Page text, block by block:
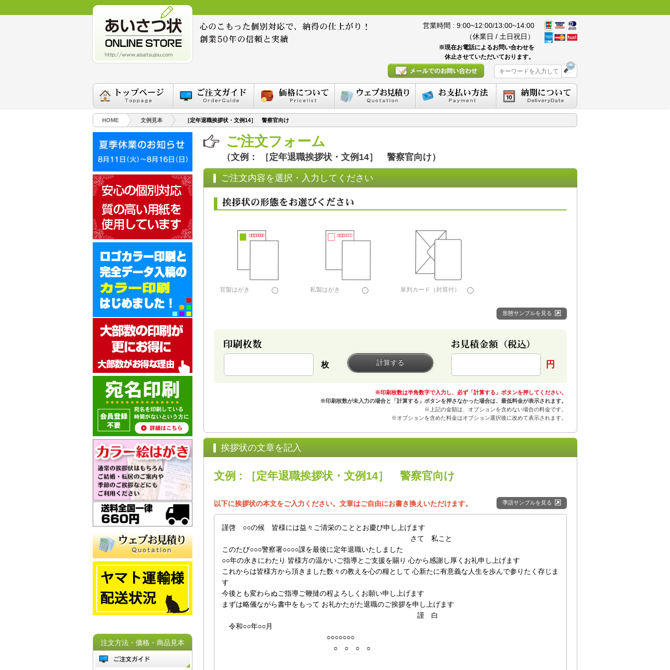
営業時間 : 9:00~12:00/13:00~14:00
（休業日 / 土日祝日）
※現在お電話によるお問い合わせを
休止させていただいております。
HOME 文例見本 ［定年退職挨拶状・文例14］ 警察官向け
ご注文フォーム
（文例： ［定年退職挨拶状・文例14］ 警察官向け）
ご注文内容を選択・入力してください
官製はがき 私製はがき 単判カード（封筒付）
形態サンプルを見る
枚 円
※印刷枚数は半角数字で入力し、必ず「計算する」ボタンを押してください。
※印刷枚数が未入力の場合と「計算する」ボタンを押さなかった場合は、最低料金が表示されます。
※上記の金額は、オプションを含めない場合の料金です。
※オプションを含めた料金はオプション選択後に改めて表示されます。
挨拶状の文章を記入
文例 : ［定年退職挨拶状・文例14］ 警察官向け
以下に挨拶状の本文をご入力ください。文章はご自由にお書き換えいただけます。 季語サンプルを見る
注文方法・価格・商品見本